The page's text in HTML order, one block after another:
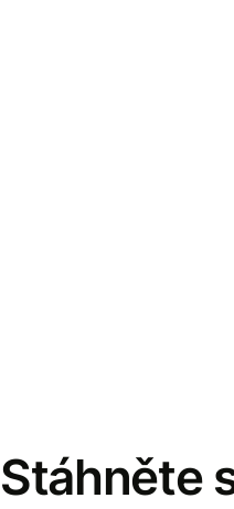
Stáhněte